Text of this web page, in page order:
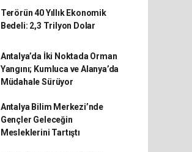
Terörün 40 Yıllık Ekonomik
Bedeli: 2,3 Trilyon Dolar
Antalya’da İki Noktada Orman
Yangını; Kumluca ve Alanya’da
Müdahale Sürüyor
Antalya Bilim Merkezi’nde
Gençler Geleceğin
Mesleklerini Tartıştı